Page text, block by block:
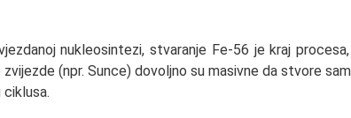
nukleosintezi, stvaranje Fe-56 je kraj
(npr. Sunce) dovoljno su masivne da stvore